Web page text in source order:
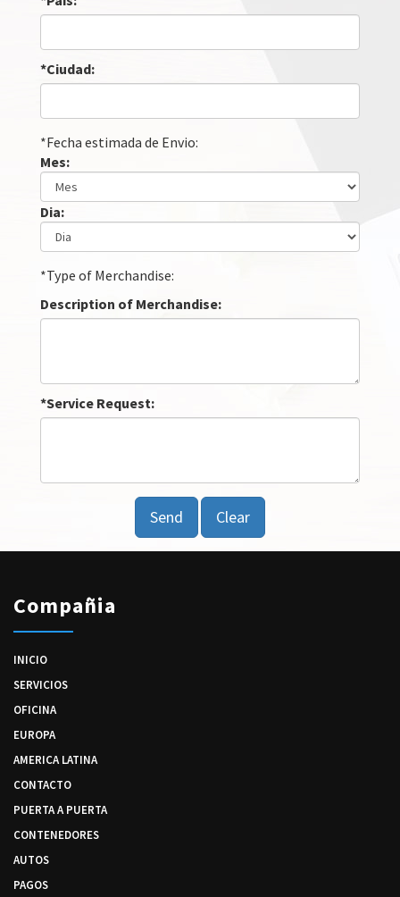
*Ciudad:
*Fecha estimada de Envio:
Mes:
Dia:
*Type of Merchandise:
Description of Merchandise:
*Service Request:
Compañia
INICIO
SERVICIOS
OFICINA
EUROPA
AMERICA LATINA
CONTACTO
PUERTA A PUERTA
CONTENEDORES
AUTOS
PAGOS